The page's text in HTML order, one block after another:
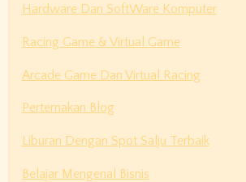
Hardware Dan SoftWare Komputer
Racing Game & Virtual Game
Arcade Game Dan Virtual Racing
Perternakan Blog
Liburan Dengan Spot Salju Terbaik
Belajar Mengenal Bisnis